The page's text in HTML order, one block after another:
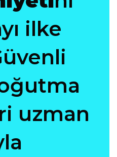
ilke
uzman